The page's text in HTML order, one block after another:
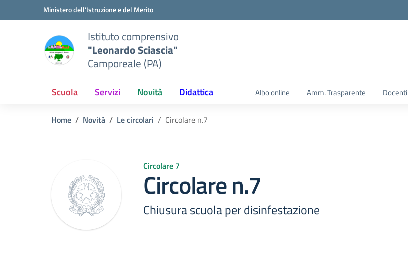
Vai ai contenuti
Vai al menu di navigazioneMinistero dell'Istruzione e del Merito
Istituto comprensivo
"Leonardo Sciascia"
Camporeale (PA)
Scuola Servizi Novità Didattica Albo online Amm. Trasparente Docenti
Home Novità Le circolari Circolare n.7
Circolare 7
Circolare n.7
Chiusura scuola per disinfestazione